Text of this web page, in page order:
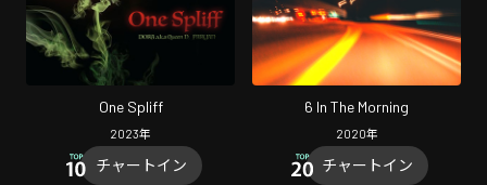
One Spliff
2023年
チャートイン
6 In The Morning
2020年
チャートイン